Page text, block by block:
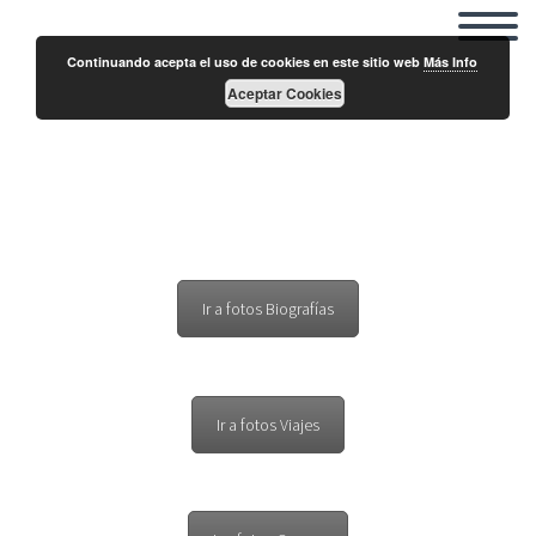
Curso FOCO de Hun Yuan Tai Chi en el Consejo
Ir a fotos Biografías
Ir a fotos Viajes
Continuando acepta el uso de cookies en este sitio webMás Info
Aceptar Cookies